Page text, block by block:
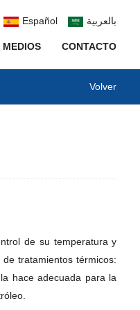
Español بالعربية
MEDIOS CONTACTO
Volver
de su temperatura y
tratamientos térmicos:
hace adecuada para la